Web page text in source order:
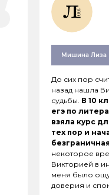
До сих пор
назад нашла
судьбы. В 10
егэ по
взяла курс
тех пор и
некоторое
Викторией в
меня было
доверия и
Мишина Лиза